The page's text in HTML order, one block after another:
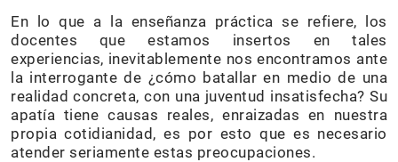
En lo que a la enseñanza práctica se refiere, los
docentes que estamos insertos en tales
experiencias, inevitablemente nos encontramos ante
la interrogante de ¿cómo batallar en medio de una
realidad concreta, con una juventud insatisfecha? Su
apatía tiene causas reales, enraizadas en nuestra
propia cotidianidad, es por esto que es necesario
atender seriamente estas preocupaciones.